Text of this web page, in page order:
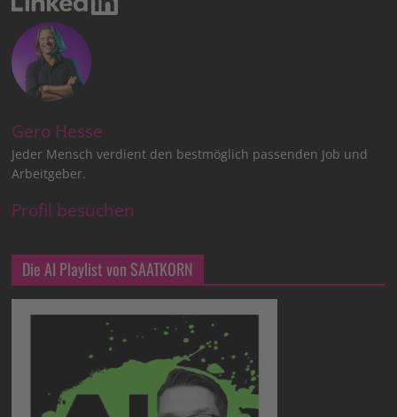
Gero Hesse
Jeder Mensch verdient den bestmöglich passenden Job und
Arbeitgeber.
Profil besuchen
Die AI Playlist von SAATKORN